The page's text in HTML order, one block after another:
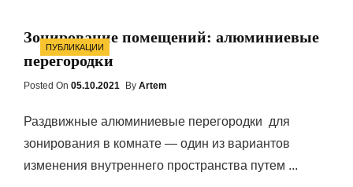
Categories
ПУБЛИКАЦИИ
Зонирование помещений: алюминиевые
перегородки
Posted On Posted
05.10.2021 By Artem
Раздвижные алюминиевые перегородки для
зонирования в комнате — один из вариантов
изменения внутреннего пространства путем ...